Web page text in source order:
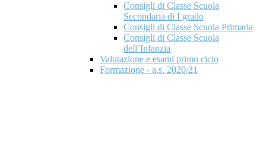
Consigli di Classe Scuola
Secondaria di I grado
Consigli di Classe Scuola Primaria
Consigli di Classe Scuola
dell’Infanzia
Valutazione e esami primo ciclo
Formazione - a.s. 2020/21